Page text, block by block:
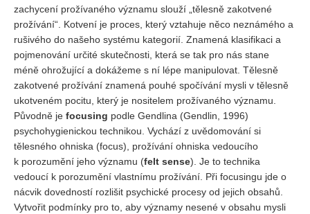
zachycení prožívaného významu slouží „tělesně zakotvené
prožívání“. Kotvení je proces, který vztahuje něco neznámého a
rušivého do našeho systému kategorií. Znamená klasifikaci a
pojmenování určité skutečnosti, která se tak pro nás stane
méně ohrožující a dokážeme s ní lépe manipulovat. Tělesně
zakotvené prožívání znamená pouhé spočívání mysli v tělesně
ukotveném pocitu, který je nositelem prožívaného významu.
Původně je focusing podle Gendlina (Gendlin, 1996)
psychohygienickou technikou. Vychází z uvědomování si
tělesného ohniska (focus), prožívání ohniska vedoucího
k porozumění jeho významu (felt sense). Je to technika
vedoucí k porozumění vlastnímu prožívání. Při focusingu jde o
nácvik dovedností rozlišit psychické procesy od jejich obsahů.
Vytvořit podmínky pro to, aby významy nesené v obsahu mysli